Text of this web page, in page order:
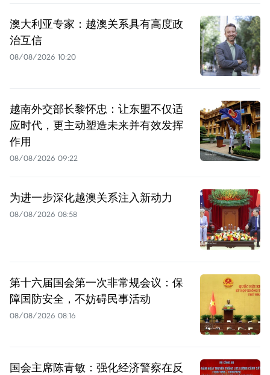
澳大利亚专家：越澳关系具有高度政
治互信
08/08/2026 10:20
越南外交部长黎怀忠：让东盟不仅适
应时代，更主动塑造未来并有效发挥
作用
08/08/2026 09:22
为进一步深化越澳关系注入新动力
08/08/2026 08:58
第十六届国会第一次非常规会议：保
障国防安全，不妨碍民事活动
08/08/2026 08:16
国会主席陈青敏：强化经济警察在反